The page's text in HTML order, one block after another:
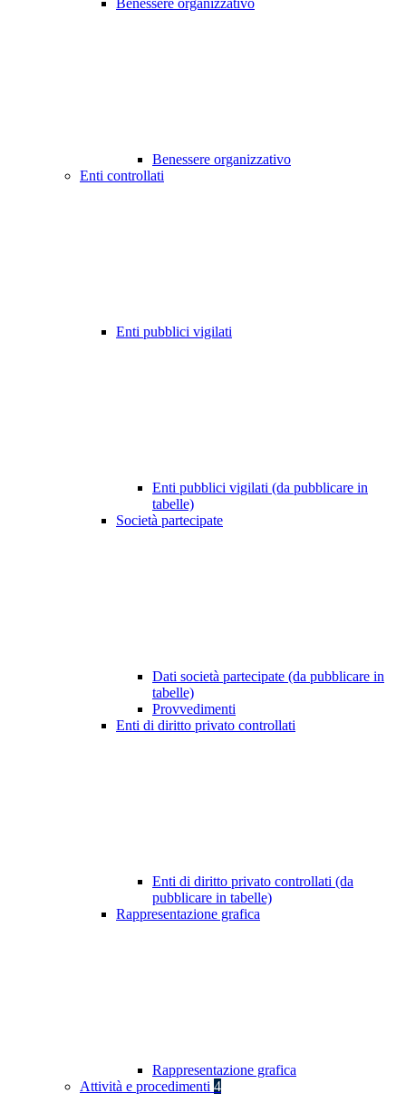
Benessere organizzativo
Benessere organizzativo
Enti controllati
Enti pubblici vigilati
Enti pubblici vigilati (da pubblicare in
tabelle)
Società partecipate
Dati società partecipate (da pubblicare in
tabelle)
Provvedimenti
Enti di diritto privato controllati
Enti di diritto privato controllati (da
pubblicare in tabelle)
Rappresentazione grafica
Rappresentazione grafica
Attività e procedimenti 4